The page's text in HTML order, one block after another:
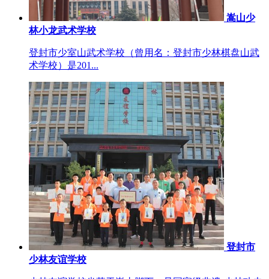
嵩山少
林小龙武术学校
登封市少室山武术学校（曾用名：登封市少林棋盘山武
术学校）是201...
登封市
少林友谊学校